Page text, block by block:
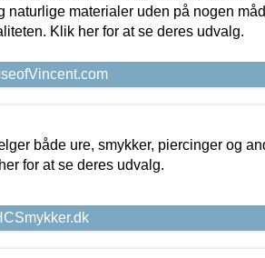
naturlige materialer uden på nogen
Klik her for at se deres udvalg.
både ure, smykker, piercinger og
for at se deres udvalg.